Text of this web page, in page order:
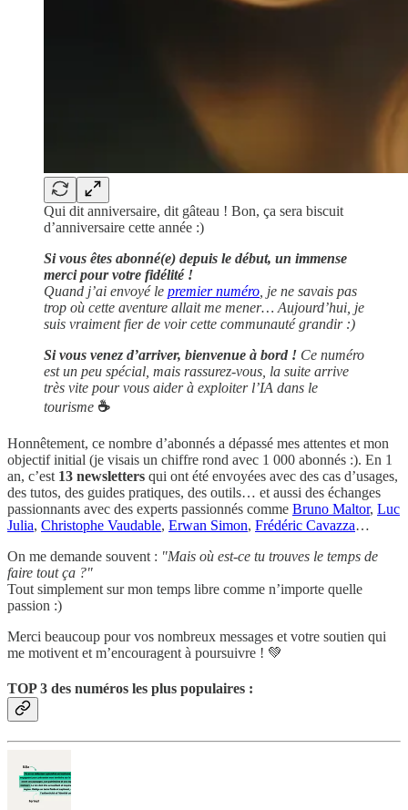
Qui dit anniversaire, dit gâteau ! Bon, ça sera biscuit
d’anniversaire cette année :)
Si vous êtes abonné(e) depuis le début, un immense
merci pour votre fidélité !
Quand j’ai envoyé le premier numéro , je ne savais pas
trop où cette aventure allait me mener… Aujourd’hui, je
suis vraiment fier de voir cette communauté grandir :)
Si vous venez d’arriver, bienvenue à bord ! Ce numéro
est un peu spécial, mais rassurez-vous, la suite arrive
très vite pour vous aider à exploiter l’IA dans le
tourisme ☕️
Honnêtement, ce nombre d’abonnés a dépassé mes attentes et mon
objectif initial (je visais un chiffre rond avec 1 000 abonnés :). En 1
an, c’est 13 newsletters qui ont été envoyées avec des cas d’usages,
des tutos, des guides pratiques, des outils… et aussi des échanges
passionnants avec des experts passionnés comme Bruno Maltor, Luc
Julia, Christophe Vaudable, Erwan Simon, Frédéric Cavazza…
On me demande souvent : "Mais où est-ce tu trouves le temps de
faire tout ça ?"
Tout simplement sur mon temps libre comme n’importe quelle
passion :)
Merci beaucoup pour vos nombreux messages et votre soutien qui
me motivent et m’encouragent à poursuivre ! 💚
TOP 3 des numéros les plus populaires :